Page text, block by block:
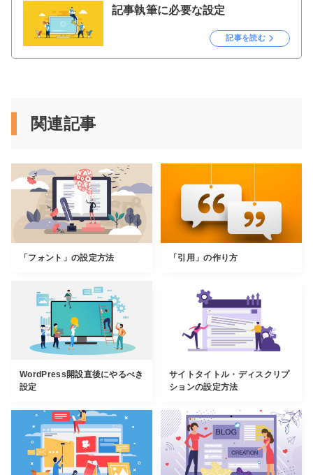
記事執筆に必要な設定
記事を読む
関連記事
「フォント」の設定方法 「引用」の作り方
WordPress開設直後にやるべき
設定
サイトタイトル・ディスクリプ
ションの設定方法